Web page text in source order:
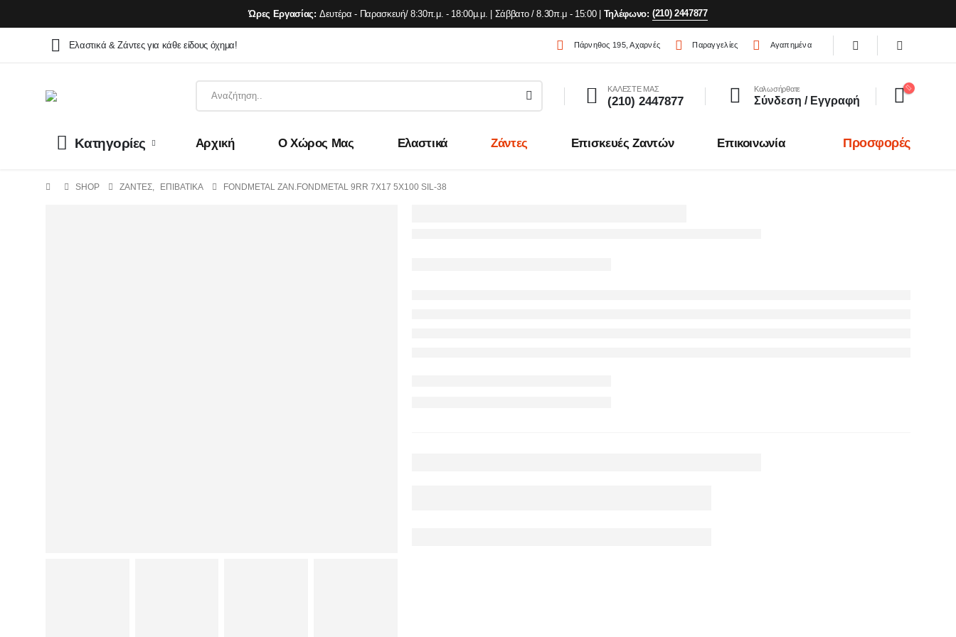
Ώρες Εργασίας: Δευτέρα - Παρασκευή/ 8:30π.μ. - 18:00μ.μ. | Σάββατο / 8.30π.μ - 15:00 | Τηλέφωνο: (210) 2447877
Ελαστικά & Ζάντες για κάθε είδους όχημα! Πάρνηθος 195, Αχαρνές Παραγγελίες Αγαπημένα
ΚΑΛΕΣΤΕ ΜΑΣ
(210) 2447877
Καλωσήρθατε
Σύνδεση / Εγγραφή
Κατηγορίες Αρχική Ο Χώρος Μας Ελαστικά Ζάντες Επισκευές Ζαντών Επικοινωνία Προσφορές
SHOP ΖΆΝΤΕΣ, ΕΠΙΒΑΤΙΚΑ FONDMETAL ZAN.FONDMETAL 9RR 7X17 5X100 SIL-38